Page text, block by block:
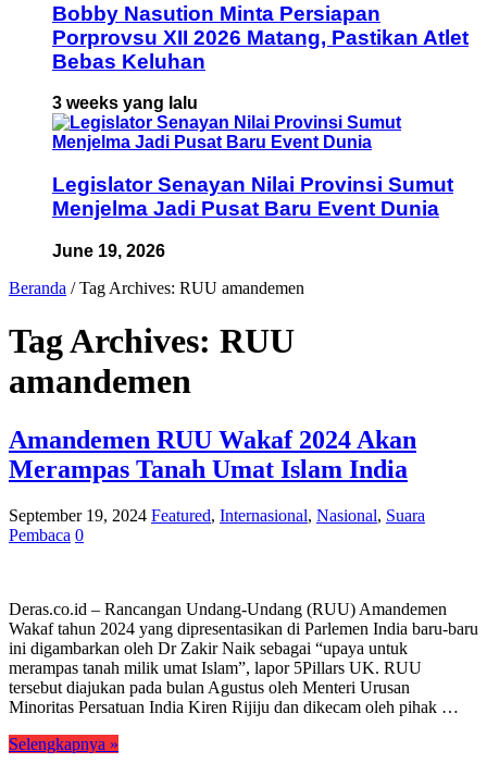
Bobby Nasution Minta Persiapan
Porprovsu XII 2026 Matang, Pastikan Atlet
Bebas Keluhan
3 weeks yang lalu
Legislator Senayan Nilai Provinsi Sumut
Menjelma Jadi Pusat Baru Event Dunia
June 19, 2026
Beranda / Tag Archives: RUU amandemen
Tag Archives: RUU
amandemen
Amandemen RUU Wakaf 2024 Akan
Merampas Tanah Umat Islam India
September 19, 2024 Featured, Internasional, Nasional, Suara
Pembaca 0
Deras.co.id – Rancangan Undang-Undang (RUU) Amandemen
Wakaf tahun 2024 yang dipresentasikan di Parlemen India baru-baru
ini digambarkan oleh Dr Zakir Naik sebagai “upaya untuk
merampas tanah milik umat Islam”, lapor 5Pillars UK. RUU
tersebut diajukan pada bulan Agustus oleh Menteri Urusan
Minoritas Persatuan India Kiren Rijiju dan dikecam oleh pihak …
Selengkapnya »